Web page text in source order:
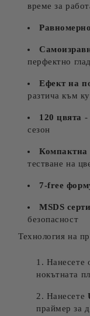
време за
перфектно
Ефект на
разтича към
120 цвята -
сезон
Компактна
тестване на
7-free
MSDS
безопасност
Технология на
Нанесете
нокътната
Нанесете
праймер за